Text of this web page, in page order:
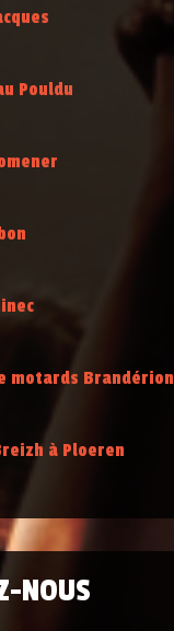
Pouldu
motards Brandérion
à Ploeren
NOUS